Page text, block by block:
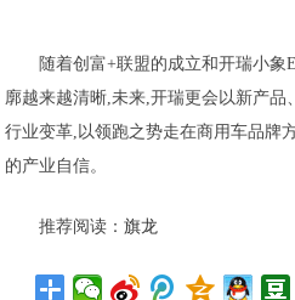
随着创富+联盟的成立和开瑞小
廓越来越清晰,未来,开瑞更会以新产品
行业变革,以领跑之势走在商用车品牌
的产业自信。
推荐阅读：旗龙